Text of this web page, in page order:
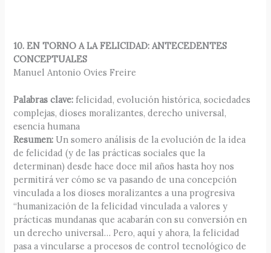
10. EN TORNO A LA FELICIDAD: ANTECEDENTES
CONCEPTUALES
Manuel Antonio Ovies Freire
Palabras clave:felicidad, evolución histórica, sociedades
complejas, dioses moralizantes, derecho universal,
esencia humana
Resumen:Un somero análisis de la evolución de la idea
de felicidad (y de las prácticas sociales que la
determinan) desde hace doce mil años hasta hoy nos
permitirá ver cómo se va pasando de una concepción
vinculada a los dioses moralizantes a una progresiva
“humanización de la felicidad vinculada a valores y
prácticas mundanas que acabarán con su conversión en
un derecho universal… Pero, aquí y ahora, la felicidad
pasa a vincularse a procesos de control tecnológico de